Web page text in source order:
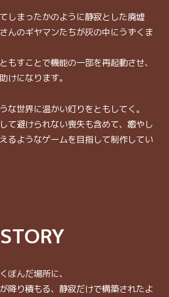
しまったかのように静寂とした廃墟
んのギヤマンたちが灰の中にうずくま
もすことで機能の一部を再起動させ、
けになります。
な世界に温かい灯りをともしてく。
て避けられない喪失も含めて、癒やし
るようなゲームを目指して制作してい
STORY
ぼんだ場所に、
降り積もる、静寂だけで構築されたよ